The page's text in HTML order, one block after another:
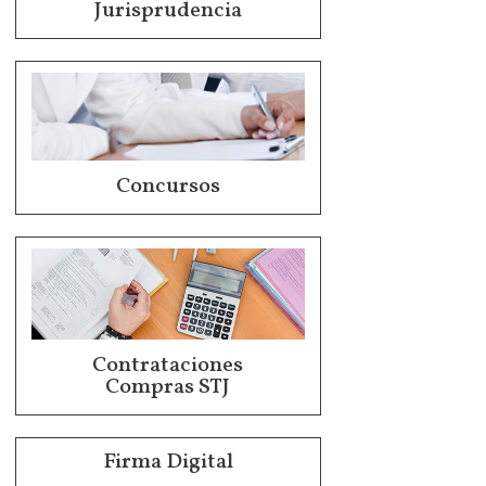
Jurisprudencia
Concursos
Contrataciones
Compras STJ
Firma Digital